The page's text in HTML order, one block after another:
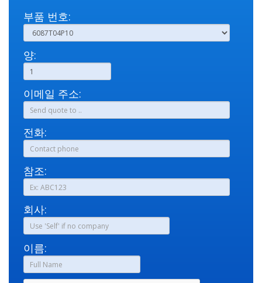
부품 번호:
양:
이메일 주소:
전화:
참조:
회사:
이름: